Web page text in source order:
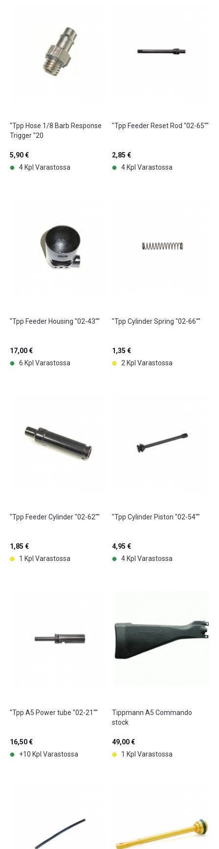
"Tpp Hose 1/8 Barb Response
Trigger "20
5,90 €
4 Kpl Varastossa
"Tpp Feeder Reset Rod "02-65""
2,85 €
4 Kpl Varastossa
"Tpp Feeder Housing "02-43""
17,00 €
6 Kpl Varastossa
"Tpp Cylinder Spring "02-66""
1,35 €
2 Kpl Varastossa
"Tpp Feeder Cylinder "02-62""
1,85 €
1 Kpl Varastossa
"Tpp Cylinder Piston "02-54""
4,95 €
4 Kpl Varastossa
"Tpp A5 Power tube "02-21""
16,50 €
+10 Kpl Varastossa
Tippmann A5 Commando
stock
49,00 €
1 Kpl Varastossa